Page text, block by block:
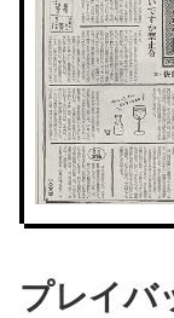
プレイバ